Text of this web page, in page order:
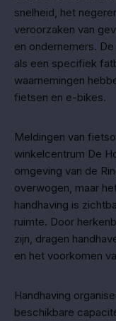
snelheid, het
veroorzaken van
en ondernemers.
als een specifiek
waarnemingen
fietsen en e-bikes.
Meldingen van
winkelcentrum De
omgeving van de
overwogen, maar
handhaving is
ruimte. Door
zijn, dragen
en het voorkomen
Handhaving
beschikbare